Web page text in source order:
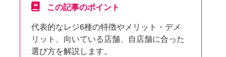
この記事のポイント
代表的なレジ6種の特徴やメリット・デメ
リット、向いている店舗、自店舗に合った
選び方を解説します。